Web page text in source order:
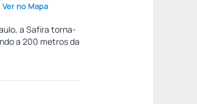
Ver no Mapa
a Safira torna-
a 200 metros da